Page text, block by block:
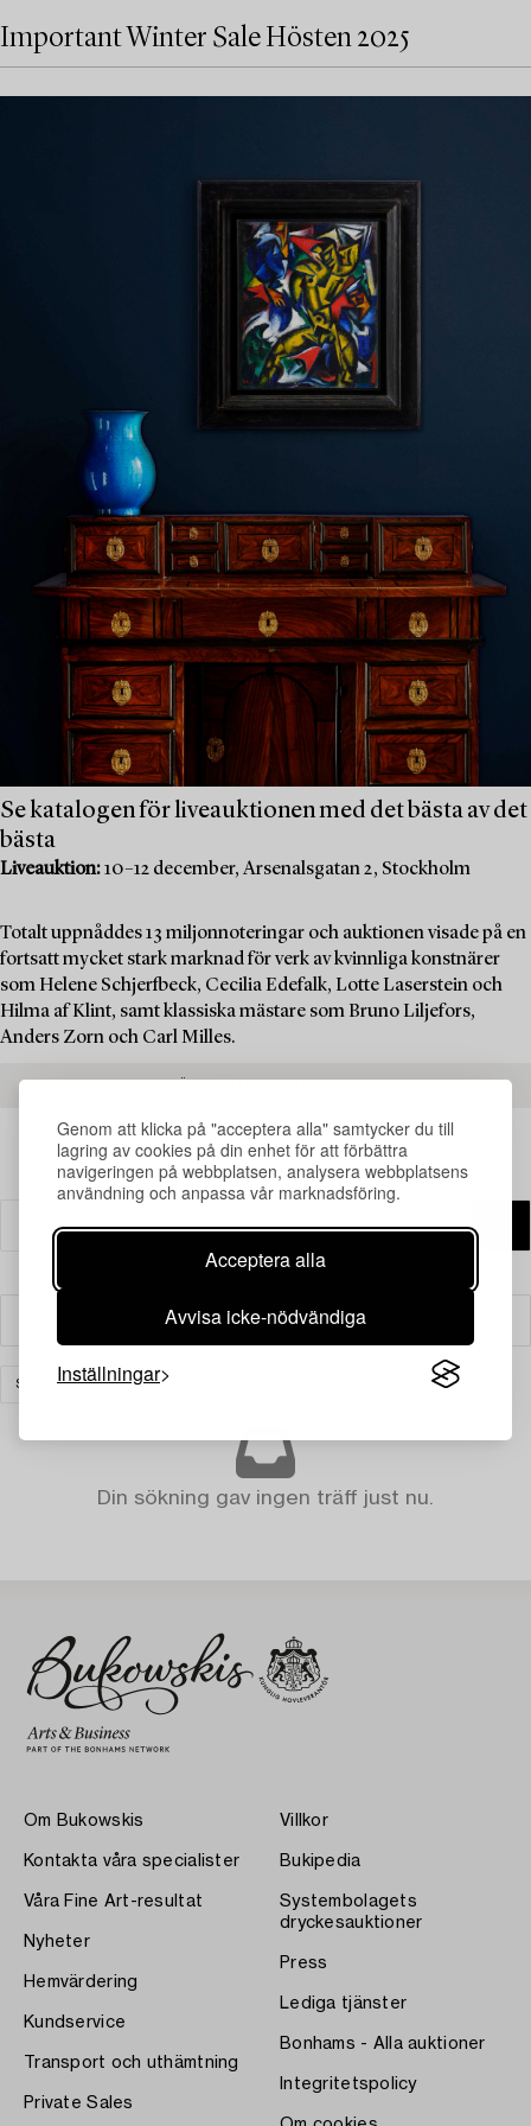
Genom att klicka på "acceptera alla" samtycker du till
lagring av cookies på din enhet för att förbättra
navigeringen på webbplatsen, analysera webbplatsens
användning och anpassa vår marknadsföring.
Acceptera alla
Avvisa icke-nödvändiga
Inställningar
Important Winter Sale Hösten 2025
Se katalogen för liveauktionen med det bästa av det
bästa
Liveauktion:10–12 december, Arsenalsgatan 2, Stockholm
Totalt uppnåddes 13 miljonnoteringar och auktionen visade på en
fortsatt mycket stark marknad för verk av kvinnliga konstnärer
som Helene Schjerfbeck, Cecilia Edefalk, Lotte Laserstein och
Hilma af Klint, samt klassiska mästare som Bruno Liljefors,
Anders Zorn och Carl Milles.
Filter
SILVER OCH PRECIOSA
Din sökning gav ingen träff just nu.
Om Bukowskis
Kontakta våra specialister
Våra Fine Art-resultat
Nyheter
Hemvärdering
Kundservice
Transport och uthämtning
Private Sales
Villkor
Bukipedia
Systembolagets
dryckesauktioner
Press
Lediga tjänster
Bonhams - Alla auktioner
Integritetspolicy